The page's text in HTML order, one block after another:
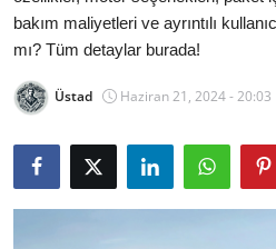
Testler
Markalar
Motosiklet
Öneriler
Paketler
bakım maliyetleri ve ayrıntılı
mı? Tüm detaylar burada!
Üstad Haziran 21, 2024 - 20:03